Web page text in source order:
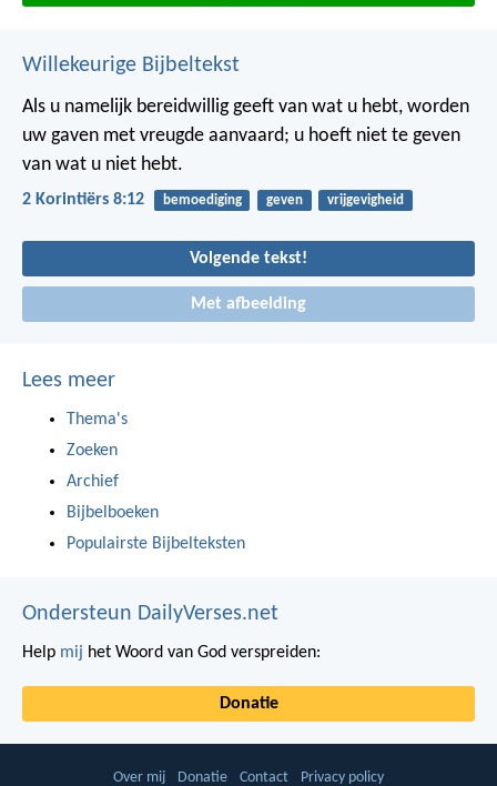
Willekeurige Bijbeltekst
Als u namelijk bereidwillig geeft van wat u hebt, worden
uw gaven met vreugde aanvaard; u hoeft niet te geven
van wat u niet hebt.
2 Korintiërs 8:12 bemoediging geven vrijgevigheid
Volgende tekst!
Met afbeelding
Lees meer
Thema's
Zoeken
Archief
Bijbelboeken
Populairste Bijbelteksten
Ondersteun DailyVerses.net
Help mij het Woord van God verspreiden:
Donatie
Over mij Donatie Contact Privacy policy